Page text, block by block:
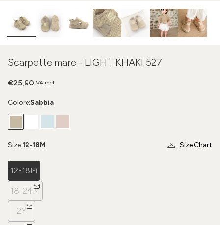
Scarpette mare - LIGHT KHAKI 527
IVA incl.
€25,90
Colore:Sabbia
Size Chart
Size:12-18M
12-18M
18-24M
2Y